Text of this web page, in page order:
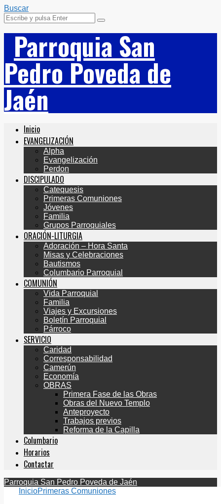
Buscar
Parroquia San
Pedro Poveda de
Jaén
Inicio
EVANGELIZACIÓN
Alpha
Evangelización
Perdon
DISCIPULADO
Catequesis
Primeras Comuniones
Jóvenes
Familia
Grupos Parroquiales
ORACIÓN-LITURGIA
Adoración – Hora Santa
Misas y Celebraciones
Bautismos
Columbario Parroquial
COMUNIÓN
Vida Parroquial
Familia
Viajes y Excursiones
Boletín Parroquial
Párroco
SERVICIO
Caridad
Corresponsabilidad
Camerún
Economía
OBRAS
Primera Fase de las Obras
Obras del Nuevo Templo
Anteproyecto
Trabajos previos
Reforma de la Capilla
Columbario
Horarios
Contactar
Parroquia San Pedro Poveda de Jaén
InicioPrimeras Comuniones